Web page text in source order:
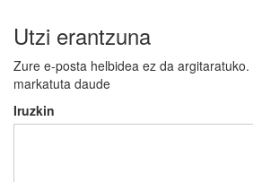
Utzi erantzuna
Zure e-posta helbidea ez da argitaratuko.
markatuta daude
Iruzkin